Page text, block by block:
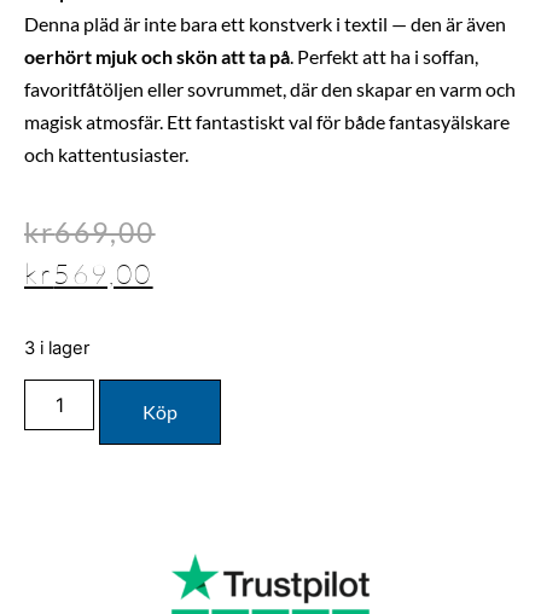
Denna pläd är inte bara ett konstverk i textil — den är även
oerhört mjuk och skön att ta på . Perfekt att ha i soffan,
favoritfåtöljen eller sovrummet, där den skapar en varm och
magisk atmosfär. Ett fantastiskt val för både fantasyälskare
och kattentusiaster.
kr669,00
kr569,00
3 i lager
Köp